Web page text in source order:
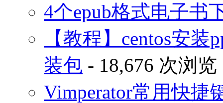
4个epub格式电子书
【教程】centos安
装包 - 18,676 次浏览
Vimperator常用快捷